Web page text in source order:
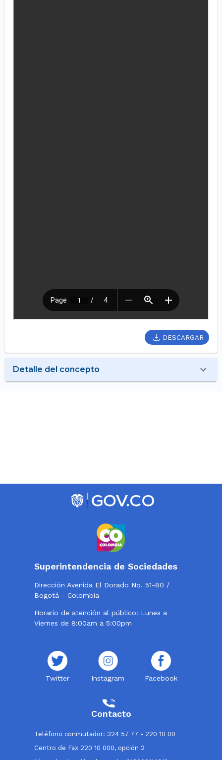
DESCARGAR
Detalle del concepto
Superintendencia de Sociedades
Dirección Avenida El Dorado No. 51-80 /
Bogotá - Colombia
Horario de atención al público: Lunes a
Viernes de 8:00am a 5:00pm
Twitter Instagram Facebook
Contacto
Teléfono conmutador: 324 57 77 - 220 10 00
Centro de Fax 220 10 000, opción 2